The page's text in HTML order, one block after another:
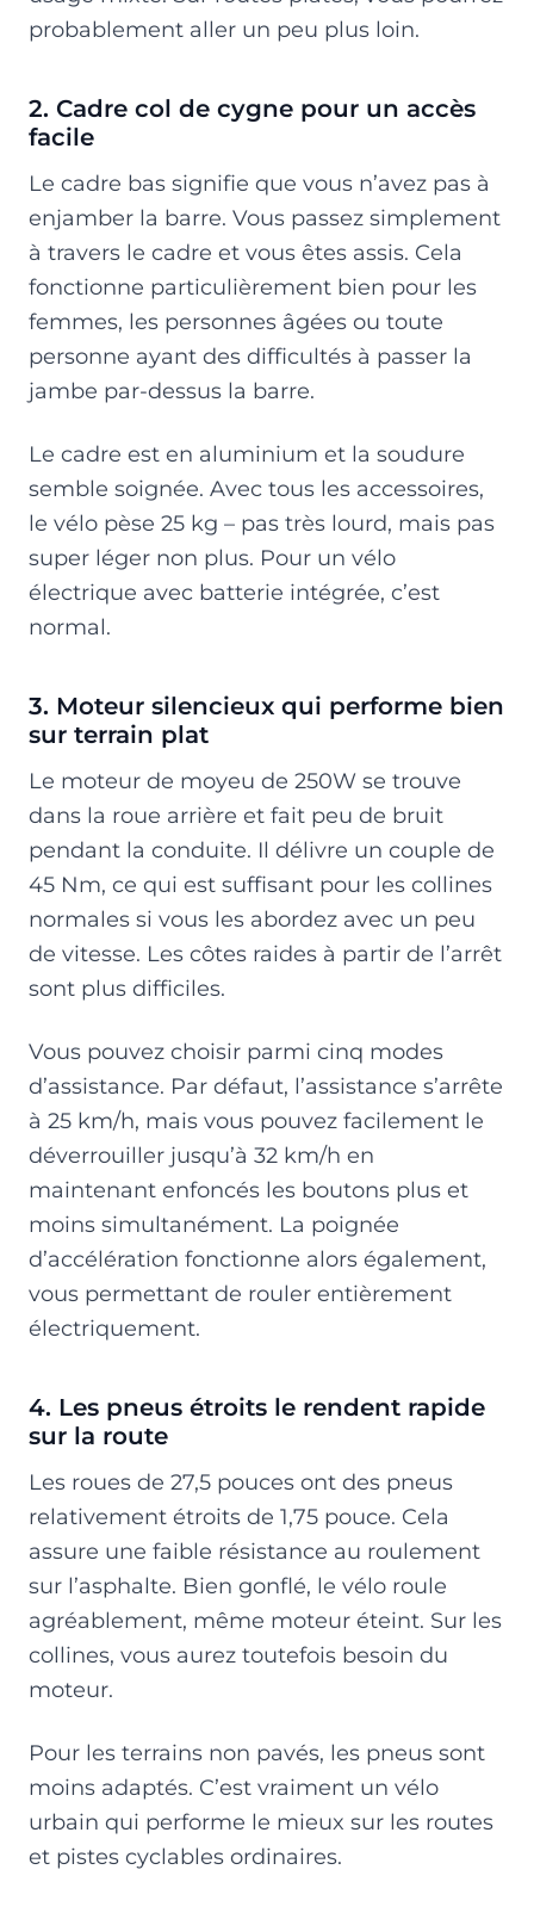
probablement aller un peu plus loin.
2. Cadre col de cygne pour un accès
facile
Le cadre bas signifie que vous n’avez pas à
enjamber la barre. Vous passez simplement
à travers le cadre et vous êtes assis. Cela
fonctionne particulièrement bien pour les
femmes, les personnes âgées ou toute
personne ayant des difficultés à passer la
jambe par-dessus la barre.
Le cadre est en aluminium et la soudure
semble soignée. Avec tous les accessoires,
le vélo pèse 25 kg – pas très lourd, mais pas
super léger non plus. Pour un vélo
électrique avec batterie intégrée, c’est
normal.
3. Moteur silencieux qui performe bien
sur terrain plat
Le moteur de moyeu de 250W se trouve
dans la roue arrière et fait peu de bruit
pendant la conduite. Il délivre un couple de
45 Nm, ce qui est suffisant pour les collines
normales si vous les abordez avec un peu
de vitesse. Les côtes raides à partir de l’arrêt
sont plus difficiles.
Vous pouvez choisir parmi cinq modes
d’assistance. Par défaut, l’assistance s’arrête
à 25 km/h, mais vous pouvez facilement le
déverrouiller jusqu’à 32 km/h en
maintenant enfoncés les boutons plus et
moins simultanément. La poignée
d’accélération fonctionne alors également,
vous permettant de rouler entièrement
électriquement.
4. Les pneus étroits le rendent rapide
sur la route
Les roues de 27,5 pouces ont des pneus
relativement étroits de 1,75 pouce. Cela
assure une faible résistance au roulement
sur l’asphalte. Bien gonflé, le vélo roule
agréablement, même moteur éteint. Sur les
collines, vous aurez toutefois besoin du
moteur.
Pour les terrains non pavés, les pneus sont
moins adaptés. C’est vraiment un vélo
urbain qui performe le mieux sur les routes
et pistes cyclables ordinaires.